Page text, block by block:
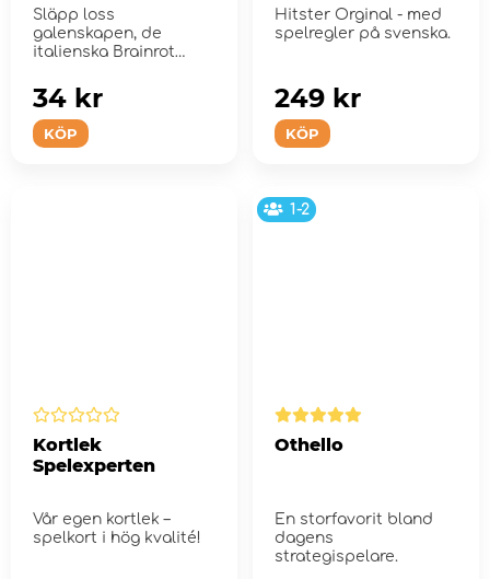
Släpp loss
galenskapen, de
italienska Brainrot
KÖP
34 kr
Hitster Orginal - med
spelregler på svenska.
KÖP
249 kr
Kortlek
Spelexperten
Vår egen kortlek –
spelkort i hög kvalité!
1-2
Othello
En storfavorit bland
dagens
strategispelare.